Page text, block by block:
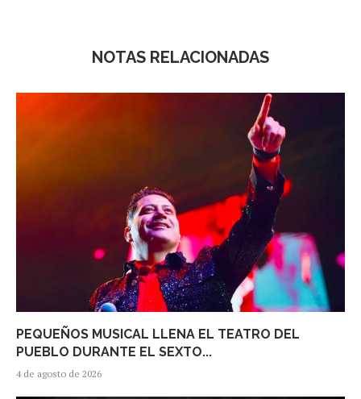
NOTAS RELACIONADAS
PEQUEÑOS MUSICAL LLENA EL TEATRO DEL
PUEBLO DURANTE EL SEXTO...
4 de agosto de 2026